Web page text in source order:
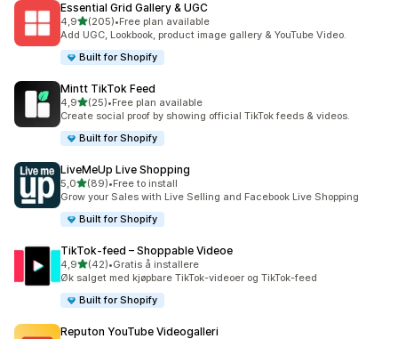
Essential Grid Gallery & UGC
4,9av 5 stjerner
(205)
Totalt 205 omtaler
•Free plan available
Add UGC, Lookbook, product image gallery & YouTube Video.
Built for Shopify
Mintt TikTok Feed
4,9av 5 stjerner
(25)
Totalt 25 omtaler
•Free plan available
Create social proof by showing official TikTok feeds & videos.
Built for Shopify
LiveMeUp Live Shopping
5,0av 5 stjerner
(89)
Totalt 89 omtaler
•Free to install
Grow your Sales with Live Selling and Facebook Live Shopping
Built for Shopify
TikTok‑feed – Shoppable Videoe
4,9av 5 stjerner
(42)
Totalt 42 omtaler
•Gratis å installere
Øk salget med kjøpbare TikTok-videoer og TikTok-feed
Built for Shopify
Reputon YouTube Videogalleri